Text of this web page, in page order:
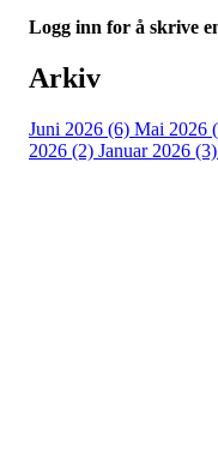
Logg inn for å skrive
Arkiv
Juni 2026 (6) Mai 2026
2026 (2) Januar 2026 (3)